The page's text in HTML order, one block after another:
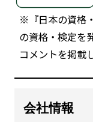
※『日本の資格
の資格・検定を
コメントを掲載
会社情報